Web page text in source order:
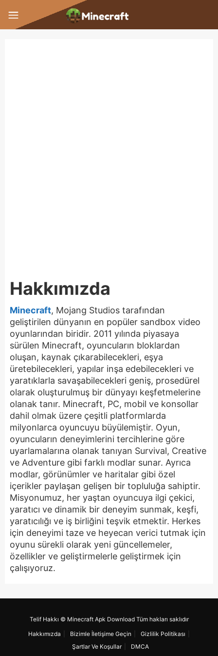
Hakkımızda
Minecraft, Mojang Studios tarafından
geliştirilen dünyanın en popüler sandbox video
oyunlarından biridir. 2011 yılında piyasaya
sürülen Minecraft, oyuncuların bloklardan
oluşan, kaynak çıkarabilecekleri, eşya
üretebilecekleri, yapılar inşa edebilecekleri ve
yaratıklarla savaşabilecekleri geniş, prosedürel
olarak oluşturulmuş bir dünyayı keşfetmelerine
olanak tanır. Minecraft, PC, mobil ve konsollar
dahil olmak üzere çeşitli platformlarda
milyonlarca oyuncuyu büyülemiştir. Oyun,
oyuncuların deneyimlerini tercihlerine göre
uyarlamalarına olanak tanıyan Survival, Creative
ve Adventure gibi farklı modlar sunar. Ayrıca
modlar, görünümler ve haritalar gibi özel
içerikler paylaşan gelişen bir topluluğa sahiptir.
Misyonumuz, her yaştan oyuncuya ilgi çekici,
yaratıcı ve dinamik bir deneyim sunmak, keşfi,
yaratıcılığı ve iş birliğini teşvik etmektir. Herkes
için deneyimi taze ve heyecan verici tutmak için
oyunu sürekli olarak yeni güncellemeler,
özellikler ve geliştirmelerle geliştirmek için
çalışıyoruz.
Telif Hakkı © Minecraft Apk Download Tüm hakları saklıdır
Hakkımızda
Bizimle İletişime Geçin
Gizlilik Politikası
Şartlar Ve Koşullar
DMCA